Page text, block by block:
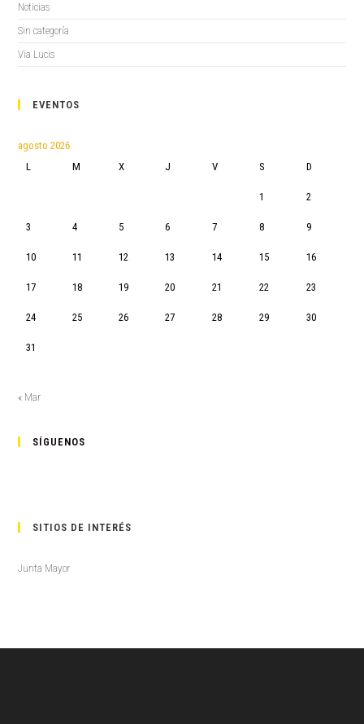
Noticias
Sin categoría
Via Lucis
EVENTOS
agosto 2026
L
M X J V S D
1 2
3 4 5 6 7 8 9
10 11 12 13 14 15 16
17 18 19 20 21 22 23
24 25 26 27 28 29 30
31
« Mar
SÍGUENOS
SITIOS DE INTERÉS
Junta Mayor